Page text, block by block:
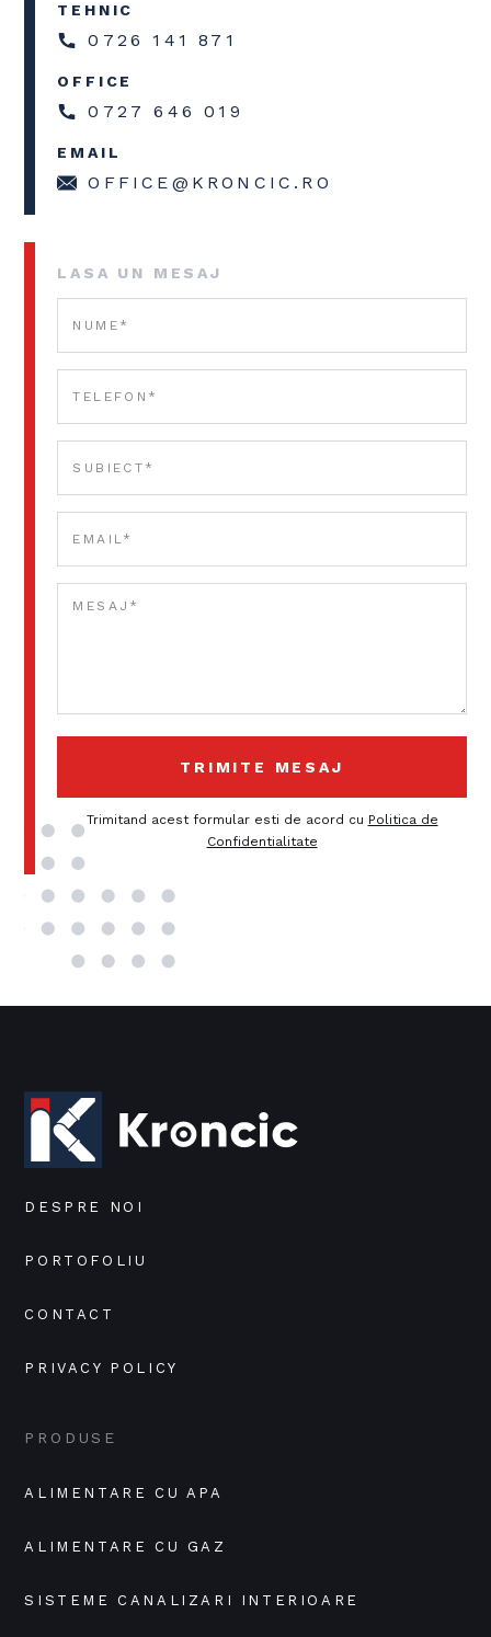
TEHNIC
0726 141 871
OFFICE
0727 646 019
EMAIL
OFFICE@KRONCIC.RO
LASA UN MESAJ
Trimitand acest formular esti de acord cu Politica de
Confidentialitate
DESPRE NOI
PORTOFOLIU
CONTACT
PRIVACY POLICY
PRODUSE
ALIMENTARE CU APA
ALIMENTARE CU GAZ
SISTEME CANALIZARI INTERIOARE